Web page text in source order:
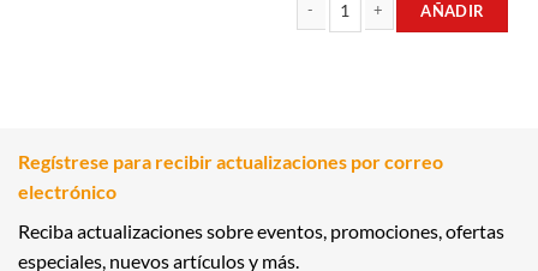
AÑADIR
Regístrese para recibir actualizaciones por correo
electrónico
Reciba actualizaciones sobre eventos, promociones, ofertas
especiales, nuevos artículos y más.